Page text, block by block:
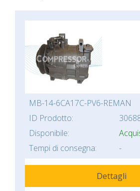
MB-14-6CA17C-PV6-REMAN
ID Prodotto:
Disponibile:
Tempi di consegna:
-
Dettagli